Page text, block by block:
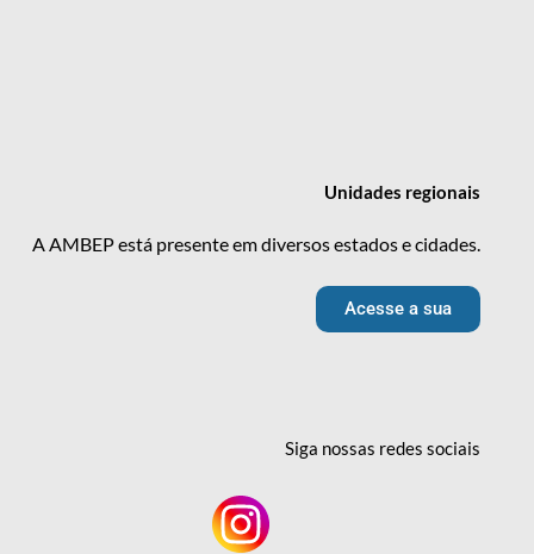
Unidades regionais
A AMBEP está presente em diversos estados e cidades.
Acesse a sua
Siga nossas redessociais